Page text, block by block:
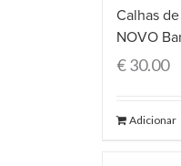
Calhas
NOVO
€30.00
Adicionar